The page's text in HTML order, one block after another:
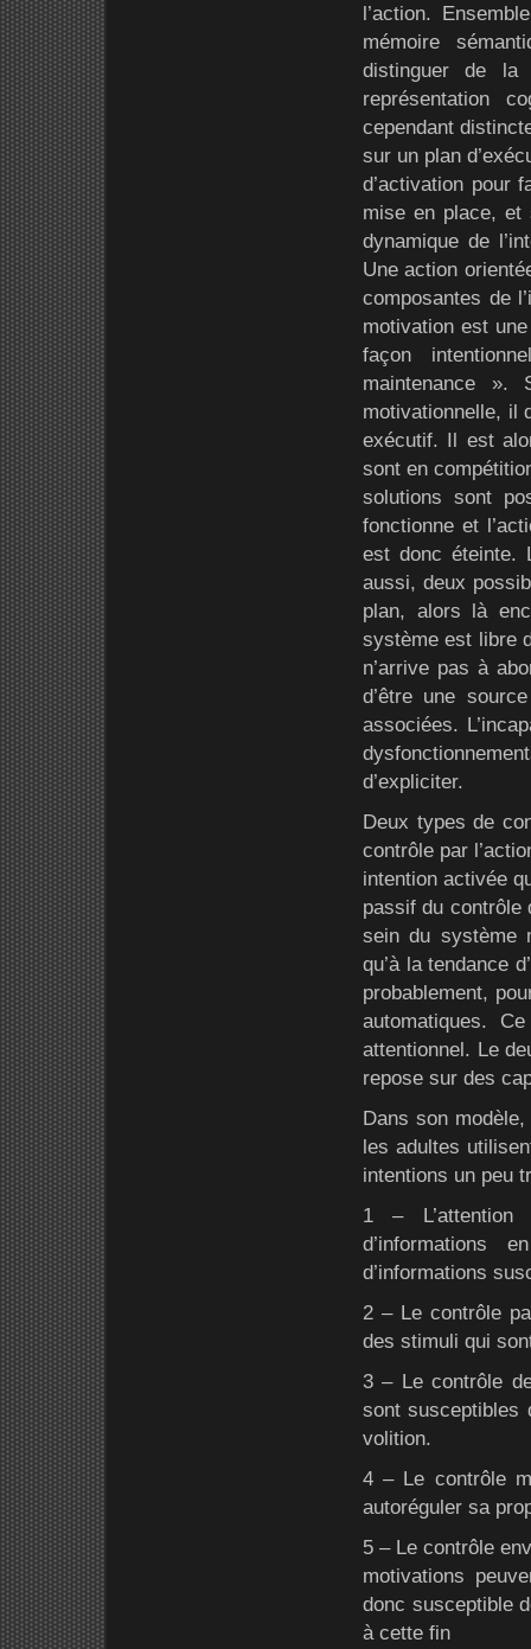
l’action.
mémoire
distinguer de la
représentation
cependant
sur un plan
d’activation pour
mise en place, et
dynamique de
Une action
composantes de
motivation est
façon
maintenance
motivationnelle, il
exécutif. Il est
sont en
solutions sont
fonctionne et
est donc éteinte.
aussi, deux
plan, alors là
système est libre
n’arrive pas à
d’être une
associées.
d’expliciter.
Deux types de
contrôle par
intention activée
passif du contrôle
sein du système
qu’à la tendance
probablement,
automatiques.
attentionnel. Le
repose sur des
Dans son
les adultes
intentions un peu
1 –
d’informations
d’informations
2 – Le contrôle
des stimuli qui
3 – Le contrôle
sont susceptibles
volition.
4 – Le contrôle
autoréguler sa
5 – Le contrôle
motivations
donc susceptible
à cette fin